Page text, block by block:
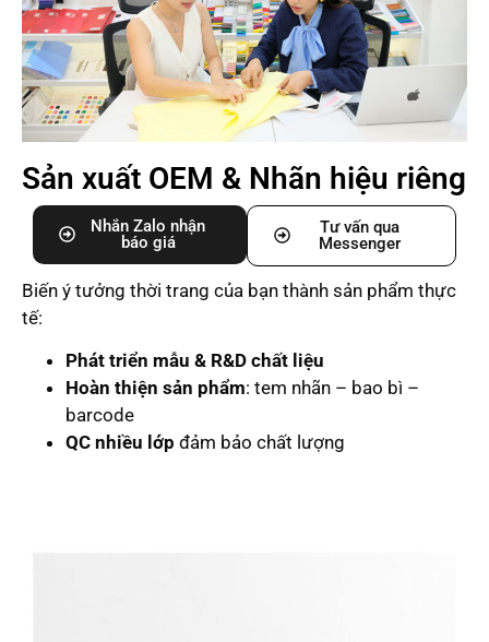
Sản xuất OEM & Nhãn hiệu riêng
Nhắn Zalo nhận
báo giá
Tư vấn qua
Messenger
Biến ý tưởng thời trang của bạn thành sản phẩm thực
tế:
Phát triển mẫu & R&D chất liệu
Hoàn thiện sản phẩm: tem nhãn – bao bì –
barcode
QC nhiều lớp đảm bảo chất lượng